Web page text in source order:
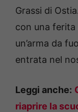
Grassi di
con una ferita
un’arma da
entrata nel
Leggi anche:
riaprire la